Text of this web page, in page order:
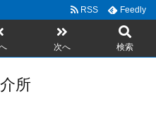
次へ 検索
RSS Feedly
所